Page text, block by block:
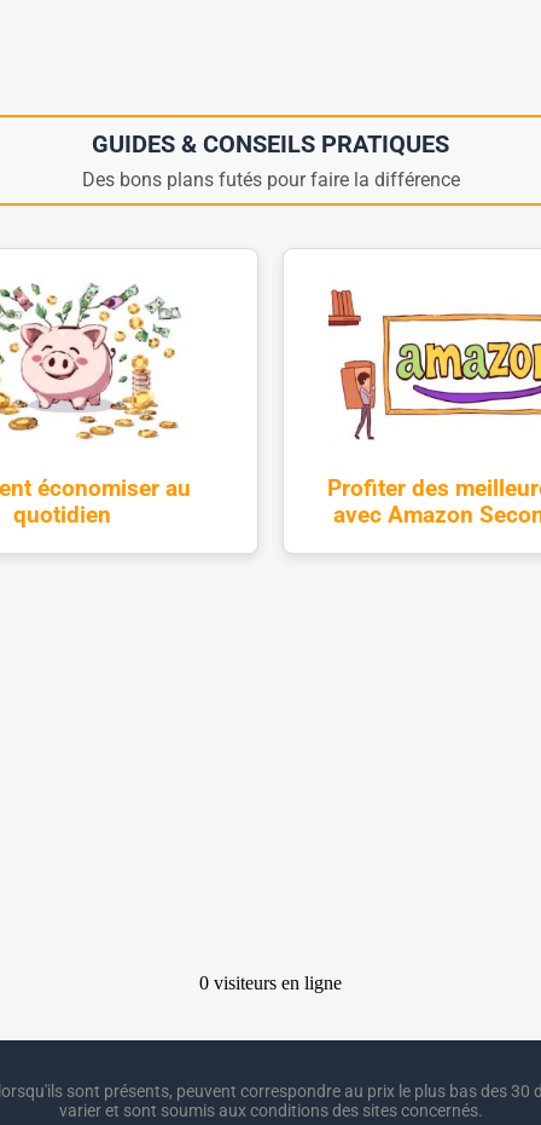
GUIDES & CONSEILS PRATIQUES
Des bons plans futés pour faire la différence
économiser au
quotidien
Profiter des
avec Amazon
sont présents, peuvent correspondre au prix le plus bas des 30
varier et sont soumis aux conditions des sites concernés.